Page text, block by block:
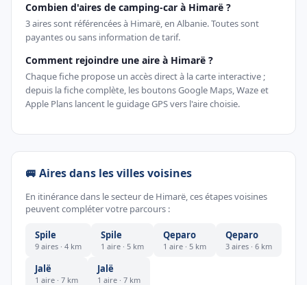
Combien d'aires de camping-car à Himarë ?
3 aires sont référencées à Himarë, en Albanie. Toutes sont
payantes ou sans information de tarif.
Comment rejoindre une aire à Himarë ?
Chaque fiche propose un accès direct à la carte interactive ;
depuis la fiche complète, les boutons Google Maps, Waze et
Apple Plans lancent le guidage GPS vers l'aire choisie.
🚐 Aires dans les villes voisines
En itinérance dans le secteur de Himarë, ces étapes voisines
peuvent compléter votre parcours :
Spile
9 aires · 4 km
Spile
1 aire · 5 km
Qeparo
1 aire · 5 km
Qeparo
3 aires · 6 km
Jalë
1 aire · 7 km
Jalë
1 aire · 7 km